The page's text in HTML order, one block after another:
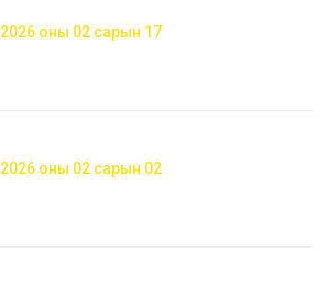
2026 оны 02 сарын 17
2026 оны 02 сарын 02